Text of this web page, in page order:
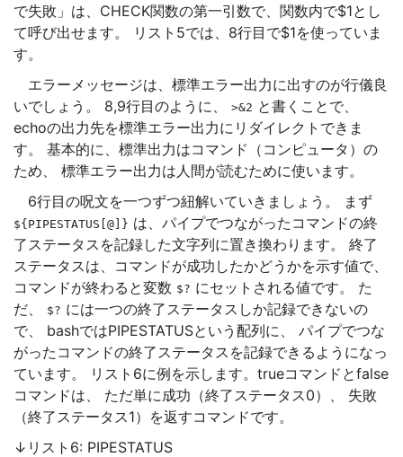
で失敗」は、CHECK関数の第一引数で、関数内で$1とし
て呼び出せます。 リスト5では、8行目で$1を使っていま
す。
エラーメッセージは、標準エラー出力に出すのが行儀良
いでしょう。 8,9行目のように、
>&2 と書くことで、
echoの出力先を標準エラー出力にリダイレクトできま
す。 基本的に、標準出力はコマンド（コンピュータ）の
ため、 標準エラー出力は人間が読むために使います。
6行目の呪文を一つずつ紐解いていきましょう。 まず
${PIPESTATUS[@]} は、パイプでつながったコマンドの終
了ステータスを記録した文字列に置き換わります。 終了
ステータスは、コマンドが成功したかどうかを示す値で、
コマンドが終わると変数 $? にセットされる値です。 た
だ、
$? には一つの終了ステータスしか記録できないの
で、 bashではPIPESTATUSという配列に、 パイプでつな
がったコマンドの終了ステータスを記録できるようになっ
ています。 リスト6に例を示します。trueコマンドとfalse
コマンドは、 ただ単に成功（終了ステータス0）、 失敗
（終了ステータス1）を返すコマンドです。
↓リスト6: PIPESTATUS